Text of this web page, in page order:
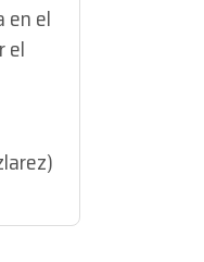
en el
el